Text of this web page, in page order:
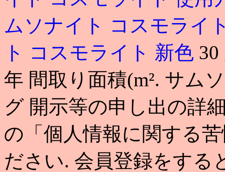
ムソナイト コスモライ
ト コスモライト 新色
年 間取り面積(m². サム
グ 開示等の申し出の詳
の「個人情報に関する
ださい. 会員登録をする